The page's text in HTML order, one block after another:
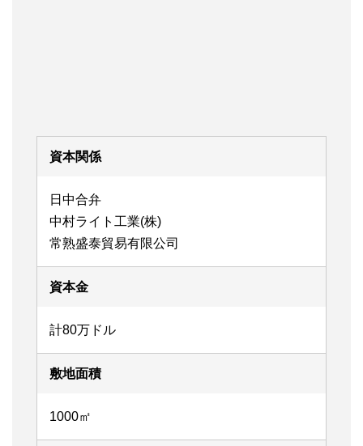
資本関係
日中合弁
中村ライト工業(株)
常熟盛泰貿易有限公司
資本金
計80万ドル
敷地面積
1000㎡